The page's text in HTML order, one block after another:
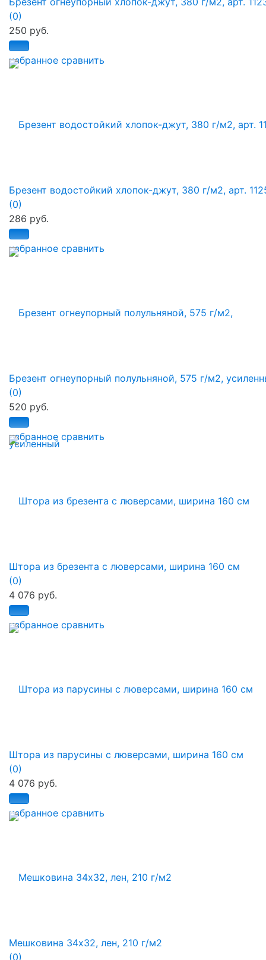
избранное сравнить
(0)
250 руб.
избранное сравнить
Брезент водостойкий хлопок-джут, 380 г/м2, арт.
(0)
286 руб.
избранное сравнить
Брезент огнеупорный полульняной, 575 г/м2,
(0)
520 руб.
избранное сравнить
Штора из брезента с люверсами, ширина 160 см
(0)
4 076 руб.
избранное сравнить
Штора из парусины с люверсами, ширина 160 см
(0)
4 076 руб.
Мешковина 34х32, лен, 210 г/м2
(0)